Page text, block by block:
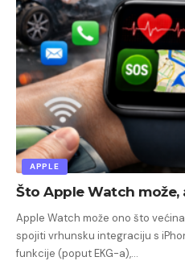
APPLE
Što Apple Watch može,
Apple Watch može ono što
spojiti vrhunsku integraciju s
funkcije (poput EKG-a),…